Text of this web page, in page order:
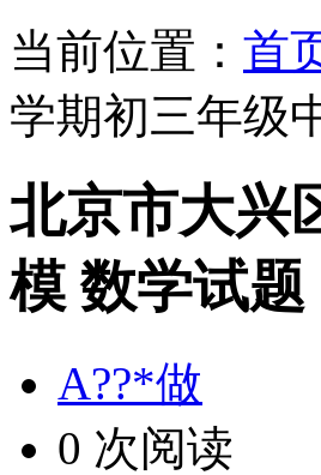
当前位置： 首
学期初三年级
北京市大兴
模 数学试
A??*做
0 次阅读